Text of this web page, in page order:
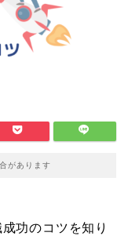
があります
功のコツを知り